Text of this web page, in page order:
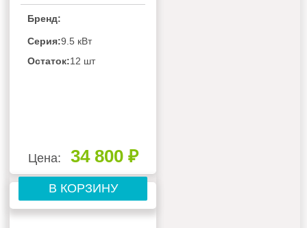
Бренд:
Серия:9.5 кВт
Остаток:12 шт
Цена: 34 800 ₽
В КОРЗИНУ